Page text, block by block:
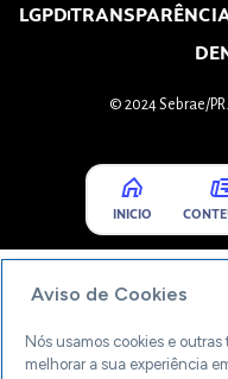
LGPD
© 2024 Sebrae/
INICIO
Aviso de Cookies
Nós usamos cookies e
melhorar a sua experiência